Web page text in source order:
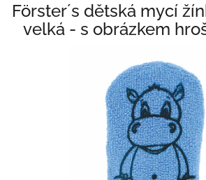
Förster´s dětská mycí
velká - s obrázkem